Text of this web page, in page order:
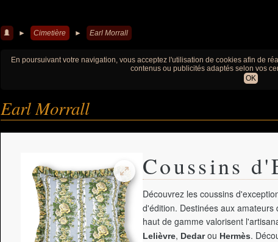
► Cimetière ► Earl Morrall
En poursuivant votre navigation, vous acceptez l'utilisation de cookies afin de
contenus ou publicités adaptés selon vos
OK
Earl Morrall
Coussins
Découvrez les coussins
d'édition. Destinées aux
haut de gamme valorisent
Lelièvre, Dedarou Hermès.